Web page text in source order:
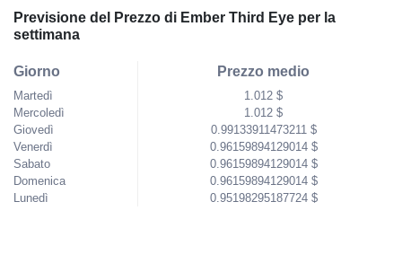
Previsione del Prezzo di Ember Third Eye per la
settimana
Giorno
Martedì
Mercoledì
Giovedì
Venerdì
Sabato
Domenica
Lunedì
Prezzo medio
1.012 $
1.012 $
0.99133911473211 $
0.96159894129014 $
0.96159894129014 $
0.96159894129014 $
0.95198295187724 $